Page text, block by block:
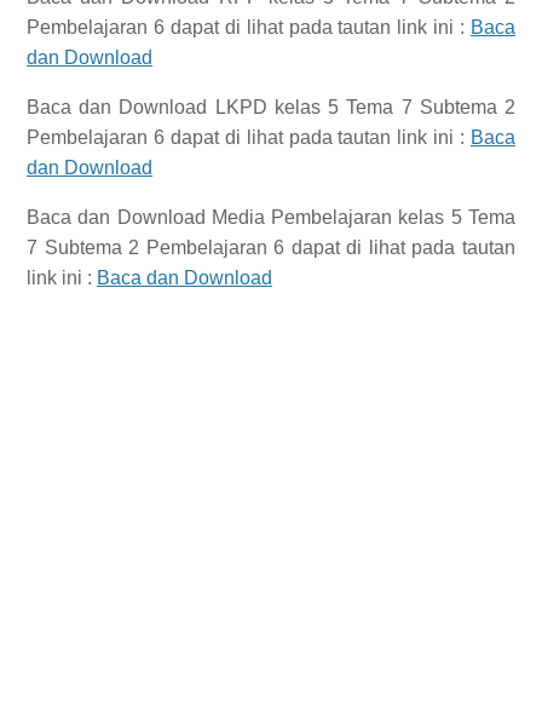
Pembelajaran 6 dapat di lihat pada tautan link ini : Baca
dan Download
Baca dan Download
LKPD kelas 5 Tema 7 Subtema 2
Pembelajaran 6 dapat di lihat pada tautan link ini : Baca
dan Download
Baca dan Download Media Pembelajaran kelas 5 Tema
7 Subtema 2 Pembelajaran 6 dapat di lihat pada tautan
link ini : Baca dan Download